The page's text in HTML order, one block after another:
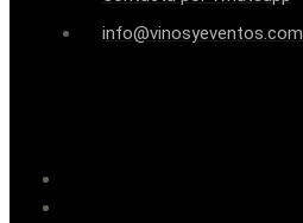
info@vinosyeventos.com